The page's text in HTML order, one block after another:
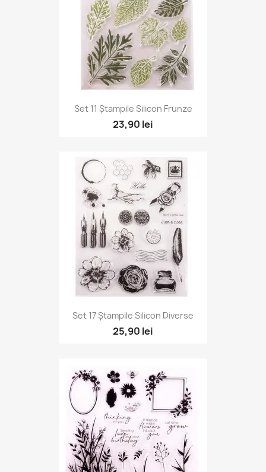
Set 11 Ștampile Silicon Frunze
23,90 lei
Set 17 Ștampile Silicon Diverse
25,90 lei